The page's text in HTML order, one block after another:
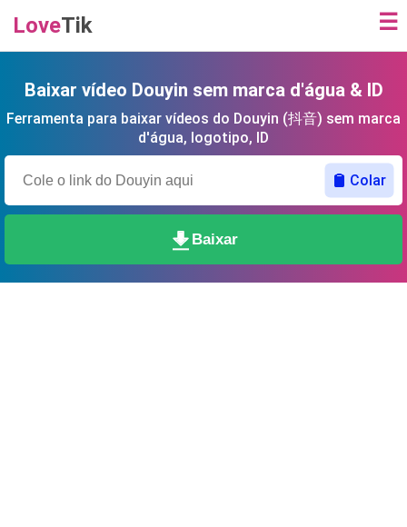
LoveTik ☰
Baixar vídeo Douyin sem marca d'água & ​​ID
Ferramenta para baixar vídeos do Douyin (抖音) sem marca
d'água, logotipo, ID
Colar
Baixar